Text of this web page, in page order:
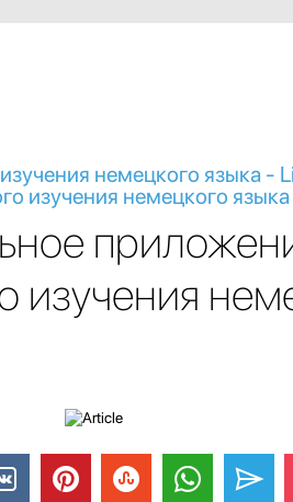
немецкого языка -
изучения немецкого языка
изучения